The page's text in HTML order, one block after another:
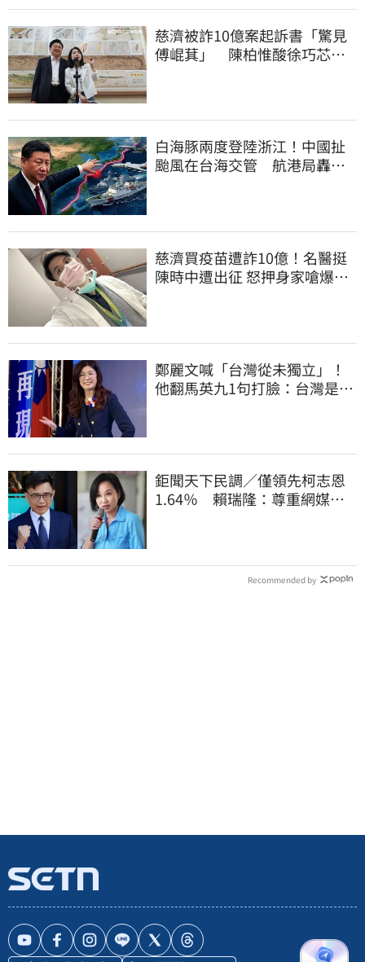
慈濟被詐10億案起訴書「驚見
傅崐萁」 陳柏惟酸徐巧芯：
白海豚兩度登陸浙江！中國扯
颱風在台海交管 航港局轟：
慈濟買疫苗遭詐10億！名醫挺
陳時中遭出征 怒押身家嗆爆藍
鄭麗文喊「台灣從未獨立」！
他翻馬英九1句打臉：台灣是我
鉅聞天下民調／僅領先柯志恩
1.64％ 賴瑞隆：尊重網媒特
Recommended by